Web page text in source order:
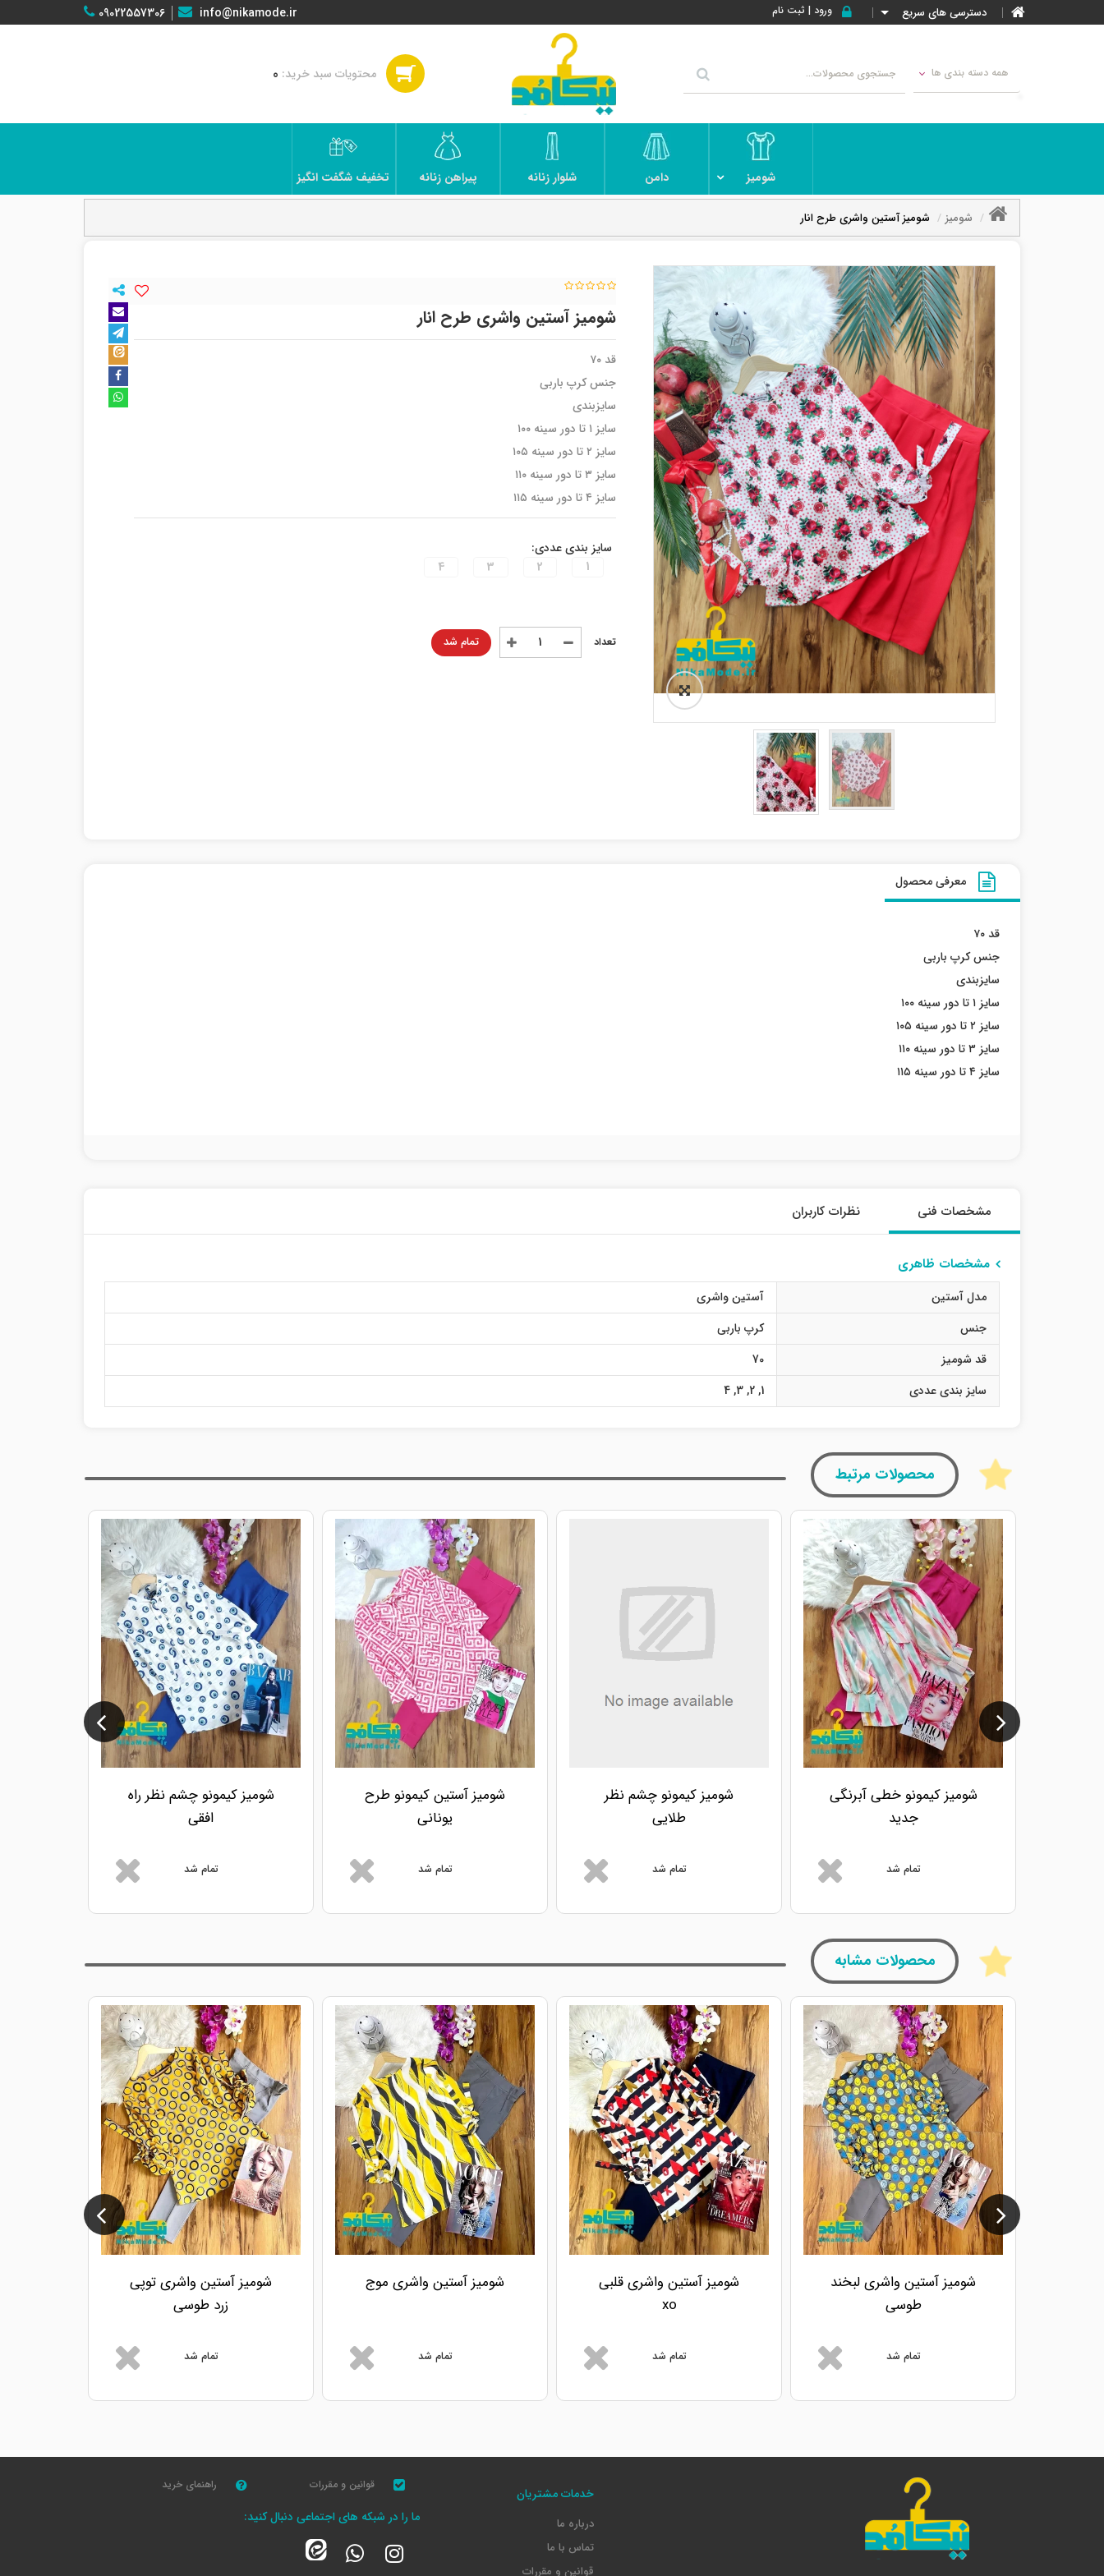
دسترسی های سریع ورود | ثبت نام 09022557306 info@nikamode.ir
همه دسته بندی ها 0
شومیز دامن شلوار زنانه پیراهن زنانه تخفیف شگفت انگیز
شومیز شومیز آستین واشری طرح انار
شومیز آستین واشری طرح انار
قد ۷۰
جنس کرپ باربی
سایزبندی
سایز ۱ تا دور سینه ۱۰۰
سایز ۲ تا دور سینه ۱۰۵
سایز ۳ تا دور سینه ۱۱۰
سایز ۴ تا دور سینه ۱۱۵
سایز بندی عددی:
1
2
3
4
تمام شد
معرفی محصول
قد ۷۰
جنس کرپ باربی
سایزبندی
سایز ۱ تا دور سینه ۱۰۰
سایز ۲ تا دور سینه ۱۰۵
سایز ۳ تا دور سینه ۱۱۰
سایز ۴ تا دور سینه ۱۱۵
مشخصات فنی نظرات کاربران
مشخصات ظاهری
مدل آستین
آستین واشری
جنس
کرپ باربی
قد شومیز
70
سایز بندی عددی
1
,
2
,
3
,
4
محصولات مرتبط
شومیز کیمونو خطی آبرنگی
جدید
تمام شد
شومیز کیمونو چشم نظر
طلایی
تمام شد
شومیز آستین کیمونو طرح
یونانی
تمام شد
شومیز کیمونو چشم نظر راه
افقی
تمام شد
محصولات مشابه
شومیز آستین واشری لبخند
طوسی
تمام شد
شومیز آستین واشری قلبی
xo
تمام شد
شومیز آستین واشری موج
تمام شد
شومیز آستین واشری توپی
زرد طوسی
تمام شد
خدمات مشتریان
درباره ما
تماس با ما
قوانین و مقررات
قوانین و مقررات راهنمای خرید
ما را در شبکه های اجتماعی دنبال کنید: